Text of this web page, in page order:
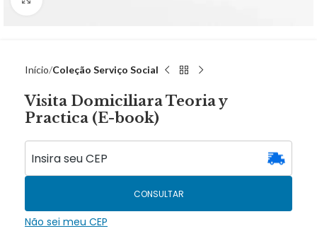
Início Coleção Serviço Social
Visita Domiciliara Teoria y
Practica (E-book)
CONSULTAR
Não sei meu CEP